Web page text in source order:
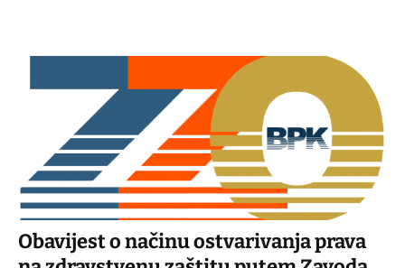
Obavijest o načinu ostvarivanja prava